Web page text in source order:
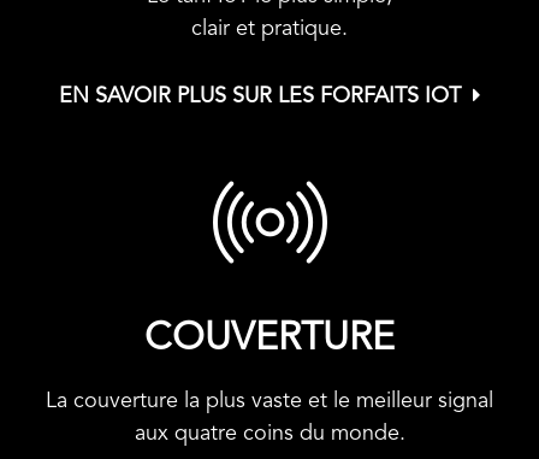
clair et pratique.
EN SAVOIR PLUS SUR LES FORFAITS IOT
COUVERTURE
La couverture la plus vaste et le meilleur signal
aux quatre coins du monde.